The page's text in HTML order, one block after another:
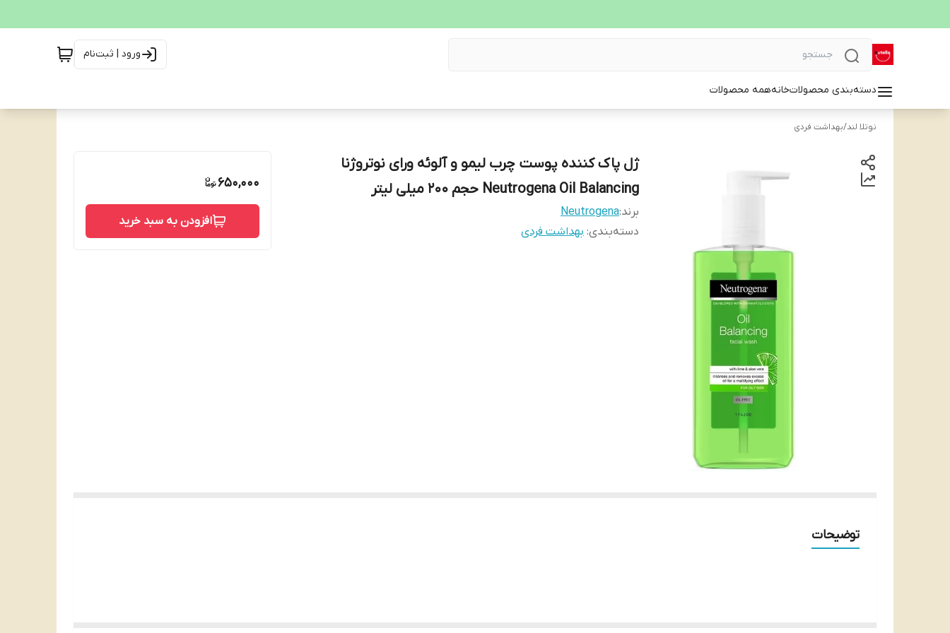
ورود | ثبت‌نام
دسته‌بندی محصولاتخانههمه محصولات
نوتلا لند/بهداشت فردی
ژل پاک کننده پوست چرب لیمو و آلوئه ورای نوتروژنا
Neutrogena Oil Balancing حجم 200 میلی لیتر
برند:Neutrogena
دسته‌بندی: بهداشت فردی
650,000
افزودن به سبد خرید
توضیحات